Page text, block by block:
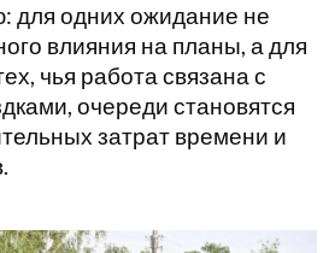
для одних ожидание не
влияния на планы, а для
чья работа связана с
очереди становятся
затрат времени и